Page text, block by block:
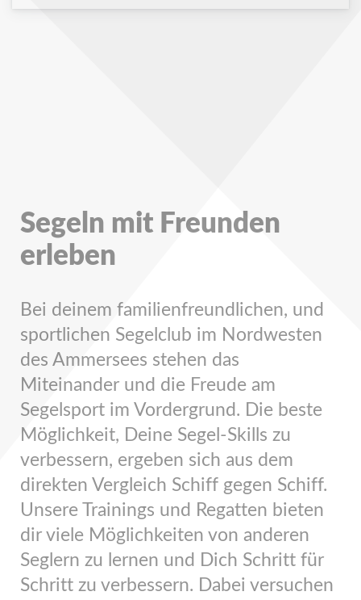
Segeln mit Freunden
erleben
Bei deinem familienfreundlichen, und
sportlichen Segelclub im Nordwesten
des Ammersees stehen das
Miteinander und die Freude am
Segelsport im Vordergrund. Die beste
Möglichkeit, Deine Segel-Skills zu
verbessern, ergeben sich aus dem
direkten Vergleich Schiff gegen Schiff.
Unsere Trainings und Regatten bieten
dir viele Möglichkeiten von anderen
Seglern zu lernen und Dich Schritt für
Schritt zu verbessern. Dabei versuchen